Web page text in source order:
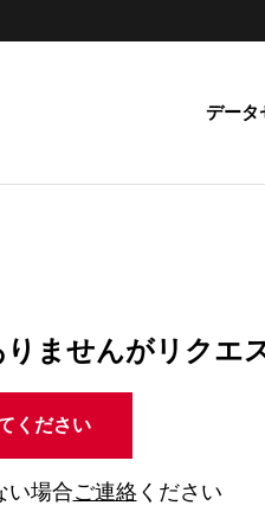
データ
ませんがリクエ
ください
い場合ご連絡 ください